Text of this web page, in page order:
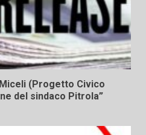
(Progetto Civico
del sindaco Pitrola”